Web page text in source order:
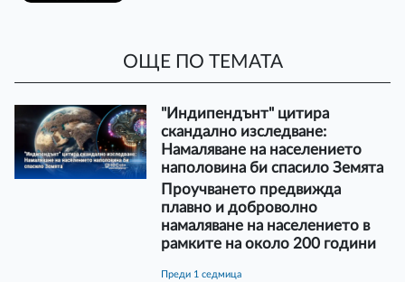
ОЩЕ ПО ТЕМАТА
"Индипендънт" цитира
скандално изследване:
Намаляване на населението
наполовина би спасило Земята
Проучването предвижда
плавно и доброволно
намаляване на населението в
рамките на около 200 години
преди 1 седмица